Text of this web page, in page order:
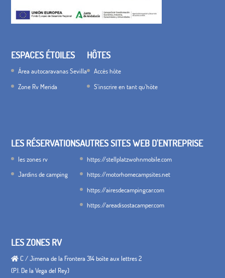
ESPACES ÉTOILES
Área autocaravanas Sevilla
Zone Rv Merida
HÔTES
Accès hôte
S'inscrire en tant qu'hôte
LES RÉSERVATIONS
les zones rv
Jardins de camping
AUTRES SITES WEB D'ENTREPRISE
https://stellplatzwohnmobile.com
https://motorhomecampsites.net
https://airesdecampingcar.com
https://areadisostacamper.com
LES ZONES RV
C / Jimena de la Frontera 314 boîte aux lettres 2
(P.I. De la Vega del Rey)